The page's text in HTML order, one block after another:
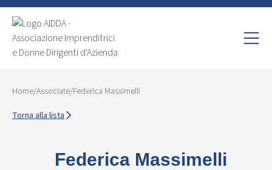
Home/Associate/Federica Massimelli
Torna alla lista
Federica Massimelli